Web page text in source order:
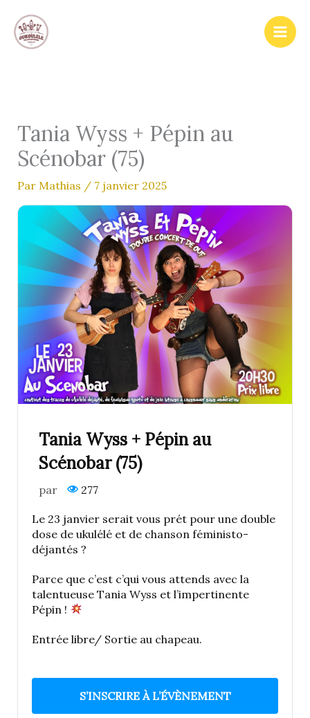
contenu
Tania Wyss + Pépin au
Scénobar (75)
Par Mathias / 7 janvier 2025
Tania Wyss + Pépin au
Scénobar (75)
par 277
Le 23 janvier serait vous prét pour une double
dose de ukulélé et de chanson féministo-
déjantés ?
Parce que c’est c’qui vous attends avec la
talentueuse Tania Wyss et l’impertinente
Pépin !
Entrée libre/ Sortie au chapeau.
S’INSCRIRE À L’ÉVÈNEMENT